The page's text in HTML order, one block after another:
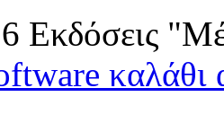
Εκδόσεις
καλάθι